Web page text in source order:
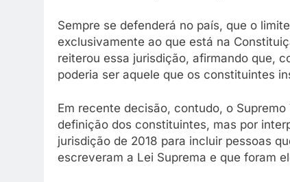
Sempre se defenderá no país, que o
exclusivamente ao que está na
reiterou essa jurisdição, afirmando que,
poderia ser aquele que os constituintes
Em recente decisão, contudo, o
definição dos constituintes, mas por
jurisdição de 2018 para incluir pessoas
escreveram a Lei Suprema e que foram